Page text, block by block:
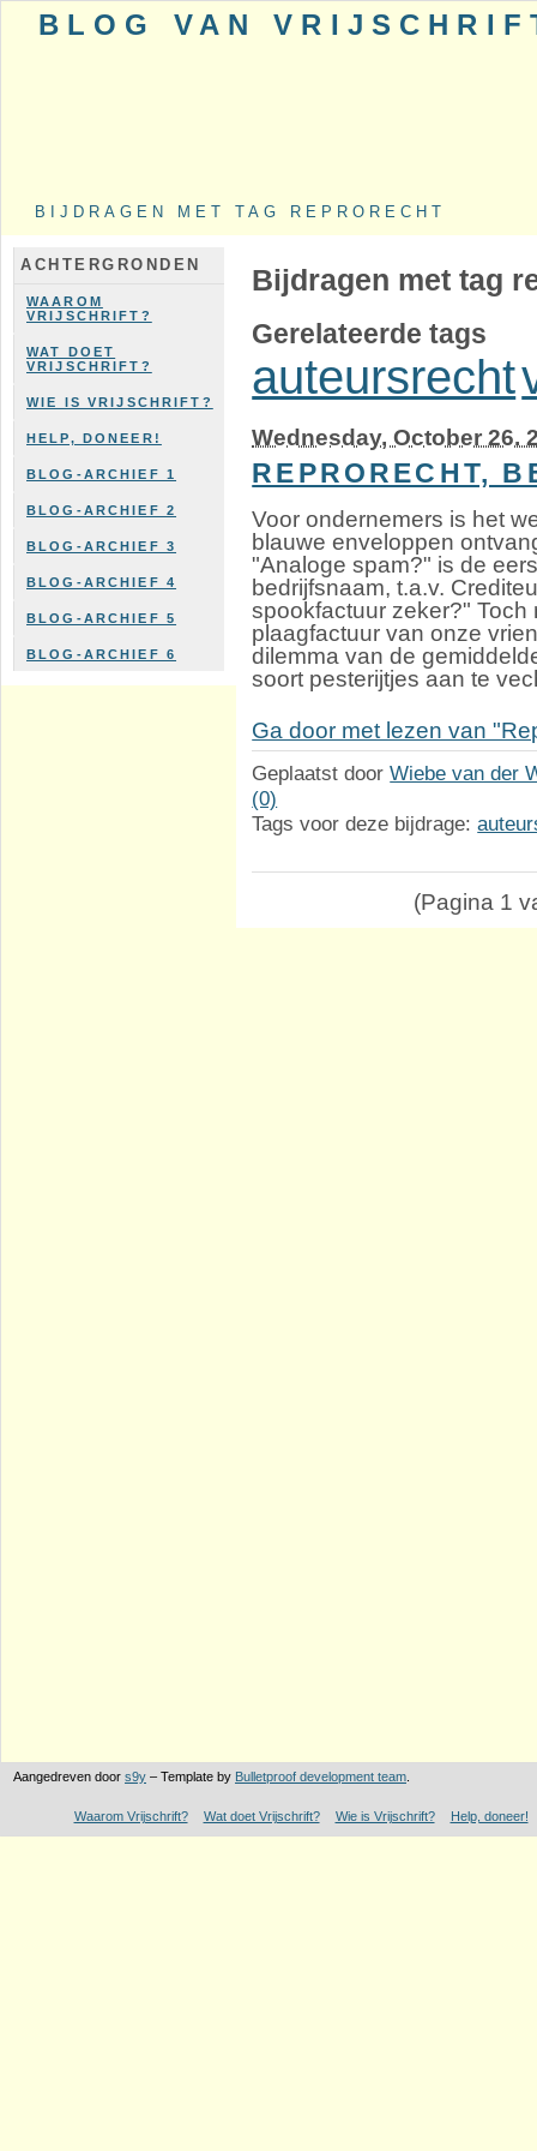
BLOG VAN
BIJDRAGEN MET TAG REPRORECHT
ACHTERGRONDEN
WAAROM
VRIJSCHRIFT?
WAT DOET
VRIJSCHRIFT?
WIE IS VRIJSCHRIFT?
HELP, DONEER!
BLOG-ARCHIEF 1
BLOG-ARCHIEF 2
BLOG-ARCHIEF 3
BLOG-ARCHIEF 4
BLOG-ARCHIEF 5
BLOG-ARCHIEF 6
Bijdragen met tag
Gerelateerde tags
auteursrecht
Wednesday, October 26.
REPRORECHT,
Voor ondernemers is het
blauwe enveloppen
"Analoge spam?" is de
bedrijfsnaam, t.a.v.
spookfactuur zeker?"
plaagfactuur van onze
dilemma van de
soort pesterijtjes aan te
Ga door met lezen van
Geplaatst doorWiebe van der
(0)
Tags voor deze bijdrage:
(Pagina 1
Aangedreven door s9y – Template by Bulletproof development team
Waarom Vrijschrift? Wat doet Vrijschrift? Wie is Vrijschrift? Help, doneer!